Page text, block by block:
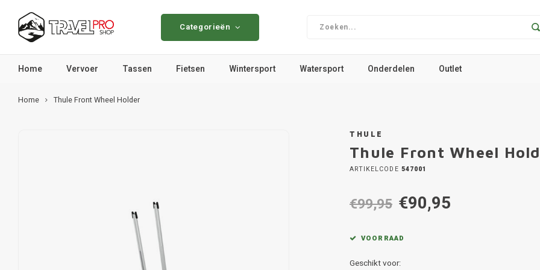
Categorieën
Home Vervoer Tassen Fietsen Wintersport Watersport Onderdelen Outlet
Home Thule Front Wheel Holder
THULE
Thule Front Wheel
ARTIKELCODE 547001
€99,95 €90,95
VOORRAAD
Geschikt voor: